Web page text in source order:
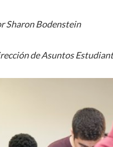
Sharon Bodenstein
de Asuntos